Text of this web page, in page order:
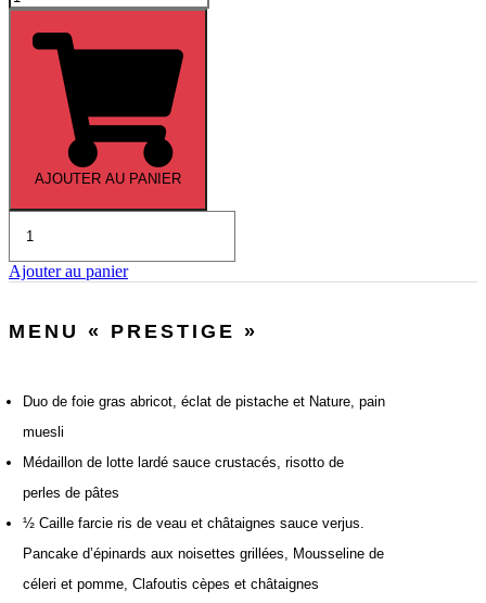
de
Menu
Prestige
AJOUTER AU PANIER
Plateau
de
cocktail
Ajouter au panier
MENU « PRESTIGE »
Duo de foie gras abricot, éclat de pistache et Nature, pain
muesli
Médaillon de lotte lardé sauce crustacés, risotto de
perles de pâtes
½ Caille farcie ris de veau et châtaignes sauce verjus.
Pancake d’épinards aux noisettes grillées, Mousseline de
céleri et pomme, Clafoutis cèpes et châtaignes